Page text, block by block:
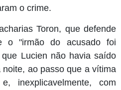
o crime.
Toron, que defende
o "irmão do acusado foi
Lucien não havia saído
ao passo que a vítima
inexplicavelmente, com